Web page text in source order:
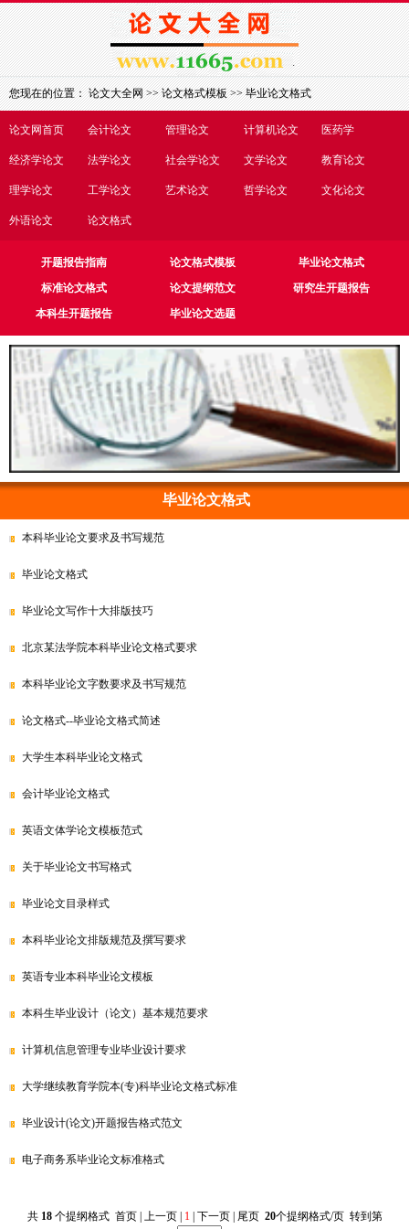
论文网首页 会计论文 管理论文 计算机论文 医药学
经济学论文 法学论文 社会学论文 文学论文 教育论文
理学论文 工学论文 艺术论文 哲学论文 文化论文
外语论文 论文格式
您现在的位置：论文大全网>>论文格式模板>>毕业论文格式
开题报告指南 论文格式模板
毕业论文格式
标准论文格式
论文提纲范文
研究生开题报告
本科生开题报告
毕业论文选题
毕业论文格式
本科毕业论文要求及书写规范
毕业论文格式
毕业论文写作十大排版技巧
北京某法学院本科毕业论文格式要求
本科毕业论文字数要求及书写规范
论文格式--毕业论文格式简述
大学生本科毕业论文格式
会计毕业论文格式
英语文体学论文模板范式
关于毕业论文书写格式
毕业论文目录样式
本科毕业论文排版规范及撰写要求
英语专业本科毕业论文模板
本科生毕业设计（论文）基本规范要求
计算机信息管理专业毕业设计要求
大学继续教育学院本(专)科毕业论文格式标准
毕业设计(论文)开题报告格式范文
电子商务系毕业论文标准格式
共 18个提纲格式 首页 | 上一页 | 1| 下一页 | 尾页 20个提纲格式/页 转到第